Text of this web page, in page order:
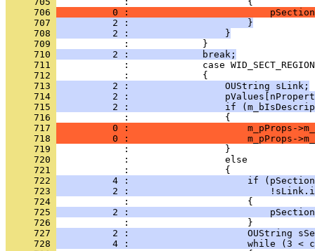
     706
0 :
     707
          2 :                     }
     708
          2 :                 }
     709
     710
          2 :             break;
     711
     712
     713
          2 :                 OUString sLink;
     714
2 :
     715
2 :                 if
     716
     717
0 :                     m_pProps-
     718
0 :                     m_pProps-
     719
     720
     721
     722
4 :                     if
     723
2 :
     724
     725
2 :
     726
     727
2 :                     OUString
     728
4 :                     while (3 <